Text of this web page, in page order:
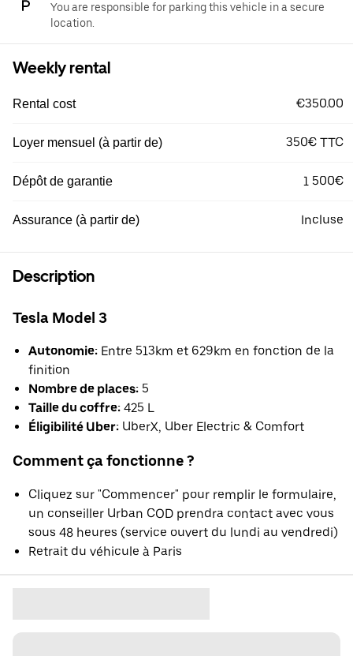
You are responsible for parking this vehicle in a secure
location.
Weekly rental
Rental cost €350.00
Loyer mensuel (à partir de) 350€ TTC
Dépôt de garantie 1 500€
Assurance (à partir de) Incluse
Description
Tesla Model 3
Autonomie: Entre 513km et 629km en fonction de la
finition
Nombre de places: 5
Taille du coffre: 425 L
Éligibilité Uber: UberX, Uber Electric & Comfort
Comment ça fonctionne ?
Cliquez sur "Commencer" pour remplir le formulaire,
un conseiller Urban COD prendra contact avec vous
sous 48 heures (service ouvert du lundi au vendredi)
Retrait du véhicule à Paris